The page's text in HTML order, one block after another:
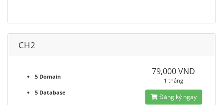
CH2
5 Domain
5 Database
79,000 VND
1 tháng
Đăng ký ngay